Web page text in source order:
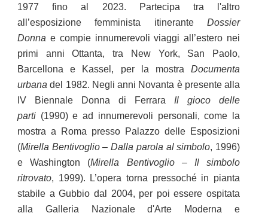
1977 fino al 2023. Partecipa tra l'altro
all’esposizione femminista itineranteDossier
Donna e compie innumerevoli viaggi all’estero nei
primi anni Ottanta, tra New York, San Paolo,
Barcellona e Kassel, per la mostraDocumenta
urbana del 1982. Negli anni Novanta è presente alla
IV Biennale Donna di Ferrara Il gioco delle
parti (1990) e ad innumerevoli personali, come la
mostra a Roma presso Palazzo delle Esposizioni
(Mirella Bentivoglio – Dalla parola al simbolo, 1996)
e Washington (Mirella Bentivoglio – Il simbolo
ritrovato, 1999). L’opera torna pressoché in pianta
stabile a Gubbio dal 2004, per poi essere ospitata
alla Galleria Nazionale d'Arte Moderna e